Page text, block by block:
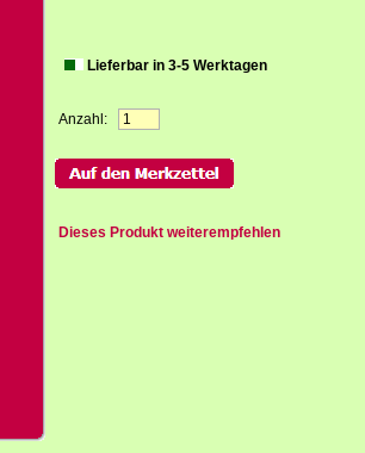
Lieferbar in 3-5 Werktagen
Anzahl:
Dieses Produkt weiterempfehlen